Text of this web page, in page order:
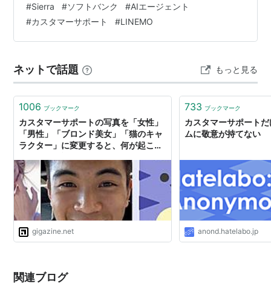
から97％、顧客満足度が74％から93％へ向上したとソフ
トバンクは説明している。ただし、対象期間、問い合わ
せ構成、有人対応を含む評価条件の詳細は公表資料だけ
はない。 本記事では、従来のチャットボットとの違い、
成果ベース…
#Sierra #ソフトバンク #AIエージェント
#カスタマーサポート #LINEMO
ネットで話題 もっと見る
1006 ブックマーク
カスタマーサポートの写真を「女性」
「男性」「ブロンド美女」「猫のキャ
ラクター」に変更すると、何が起こる
gigazine.net
733 ブックマーク
カスタマーサポート
ムに敬意が持てない
anond.hatelabo.jp
関連ブログ